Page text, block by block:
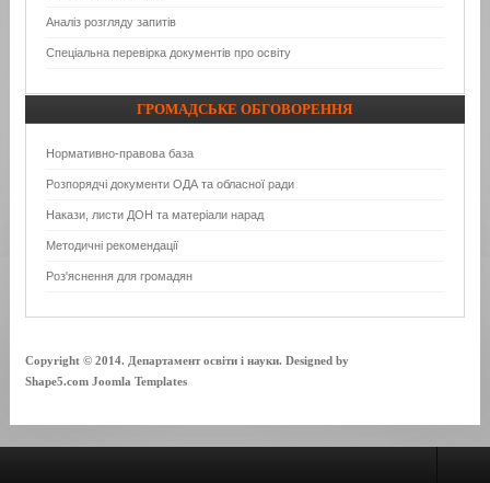
Аналіз розгляду запитів
Спеціальна перевірка документів про освіту
ГРОМАДСЬКЕОБГОВОРЕННЯ
Нормативно-правова база
Розпорядчі документи ОДА та обласної ради
Накази, листи ДОН та матеріали нарад
Методичні рекомендації
Роз'яснення для громадян
Copyright © 2014. Департамент освіти і науки. Designed by
Shape5.com Joomla Templates